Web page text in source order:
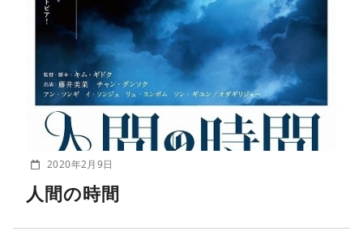
2020年2月9日
人間の時間